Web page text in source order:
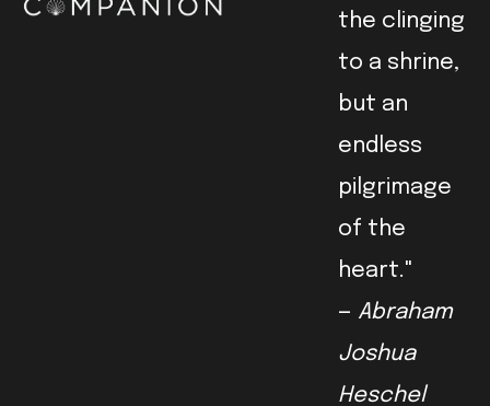
the clinging
to a shrine,
but an
endless
pilgrimage
of the
heart."
— Abraham
Joshua
Heschel